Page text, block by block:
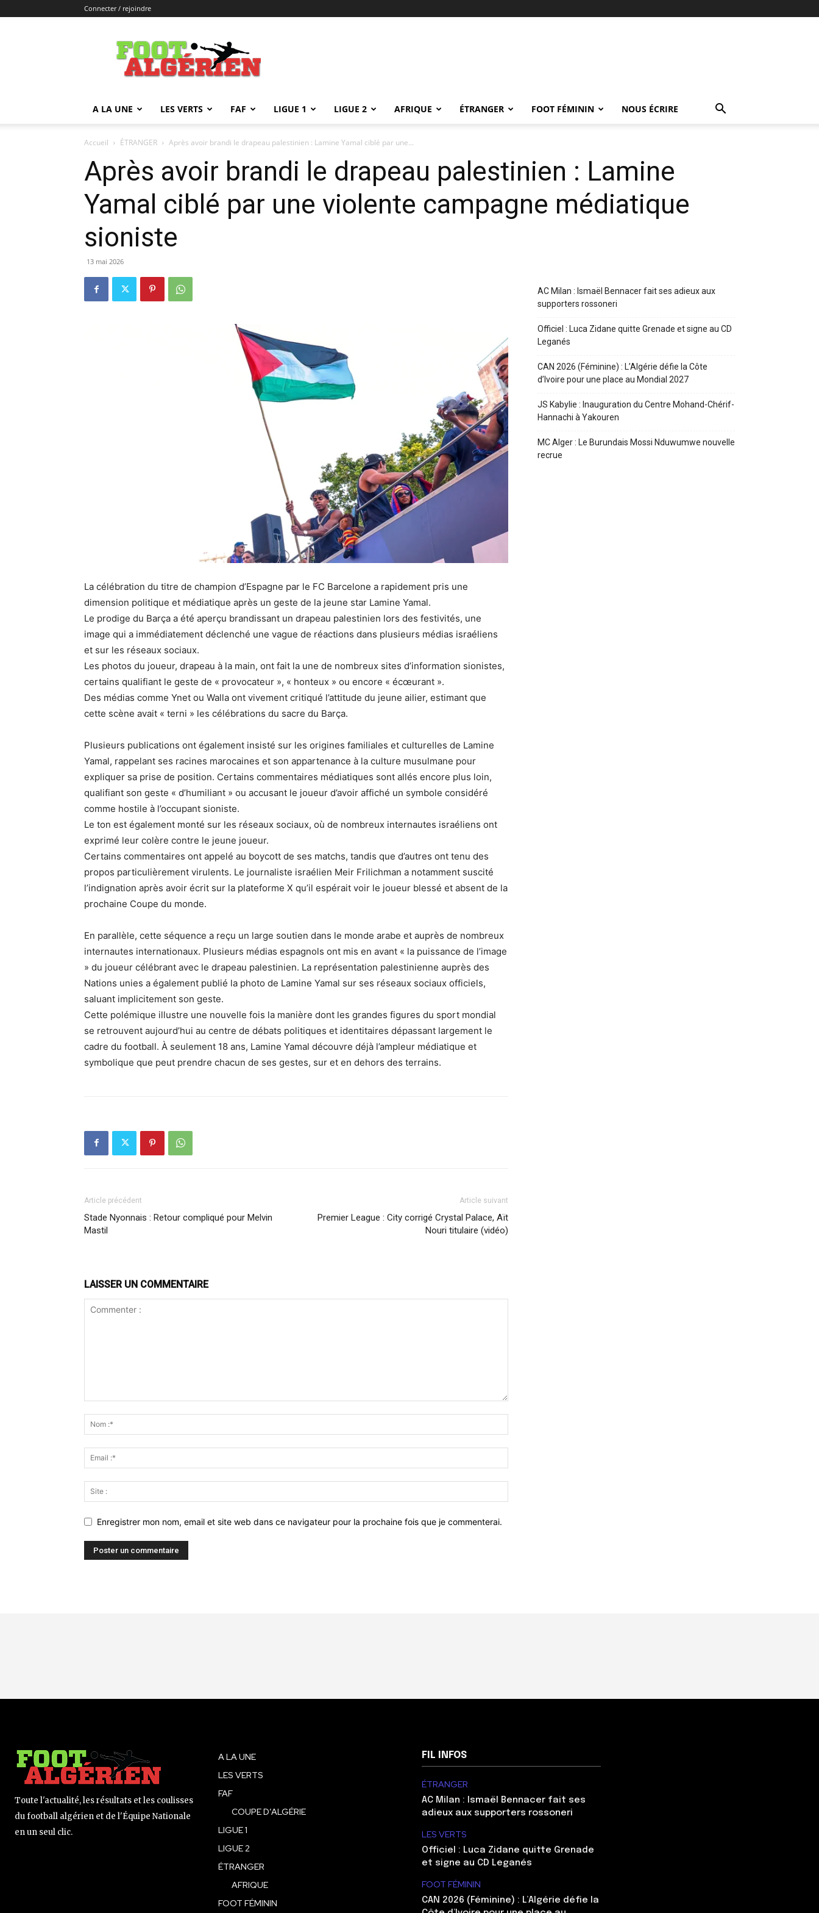
Connecter / rejoindre
FOOTALGERIEN
A LA UNE LES VERTS FAF LIGUE 1 LIGUE 2 AFRIQUE ÉTRANGER FOOT FÉMININ NOUS ÉCRIRE
Accueil ÉTRANGER Après avoir brandi le drapeau palestinien : Lamine Yamal ciblé par une...
Après avoir brandi le drapeau palestinien : Lamine
Yamal ciblé par une violente campagne médiatique
sioniste
13 mai 2026
La célébration du titre de champion d’Espagne par le FC Barcelone a rapidement pris une
dimension politique et médiatique après un geste de la jeune star Lamine Yamal.
Le prodige du Barça a été aperçu brandissant un drapeau palestinien lors des festivités, une
image qui a immédiatement déclenché une vague de réactions dans plusieurs médias israéliens
et sur les réseaux sociaux.
Les photos du joueur, drapeau à la main, ont fait la une de nombreux sites d’information sionistes,
certains qualifiant le geste de « provocateur », « honteux » ou encore « écœurant ».
Des médias comme Ynet ou Walla ont vivement critiqué l’attitude du jeune ailier, estimant que
cette scène avait « terni » les célébrations du sacre du Barça.
Plusieurs publications ont également insisté sur les origines familiales et culturelles de Lamine
Yamal, rappelant ses racines marocaines et son appartenance à la culture musulmane pour
expliquer sa prise de position. Certains commentaires médiatiques sont allés encore plus loin,
qualifiant son geste « d’humiliant » ou accusant le joueur d’avoir affiché un symbole considéré
comme hostile à l’occupant sioniste.
Le ton est également monté sur les réseaux sociaux, où de nombreux internautes israéliens ont
exprimé leur colère contre le jeune joueur.
Certains commentaires ont appelé au boycott de ses matchs, tandis que d’autres ont tenu des
propos particulièrement virulents. Le journaliste israélien Meir Frilichman a notamment suscité
l’indignation après avoir écrit sur la plateforme X qu’il espérait voir le joueur blessé et absent de la
prochaine Coupe du monde.
En parallèle, cette séquence a reçu un large soutien dans le monde arabe et auprès de nombreux
internautes internationaux. Plusieurs médias espagnols ont mis en avant « la puissance de l’image
» du joueur célébrant avec le drapeau palestinien. La représentation palestinienne auprès des
Nations unies a également publié la photo de Lamine Yamal sur ses réseaux sociaux officiels,
saluant implicitement son geste.
Cette polémique illustre une nouvelle fois la manière dont les grandes figures du sport mondial
se retrouvent aujourd’hui au centre de débats politiques et identitaires dépassant largement le
cadre du football. À seulement 18 ans, Lamine Yamal découvre déjà l’ampleur médiatique et
symbolique que peut prendre chacun de ses gestes, sur et en dehors des terrains.
Article précédent
Stade Nyonnais : Retour compliqué pour Melvin
Mastil
Article suivant
Premier League : City corrigé Crystal Palace, Aït
Nouri titulaire (vidéo)
LAISSER UN COMMENTAIRE
Enregistrer mon nom, email et site web dans ce navigateur pour la prochaine fois que je commenterai.
AC Milan : Ismaël Bennacer fait ses adieux aux
supporters rossoneri
Officiel : Luca Zidane quitte Grenade et signe au CD
Leganés
CAN 2026 (Féminine) : L’Algérie défie la Côte
d’Ivoire pour une place au Mondial 2027
JS Kabylie : Inauguration du Centre Mohand-Chérif-
Hannachi à Yakouren
MC Alger : Le Burundais Mossi Nduwumwe nouvelle
recrue
Toute l'actualité, les résultats et les coulisses
du football algérien et de l'Équipe Nationale
en un seul clic.
A LA UNE
LES VERTS
FAF
COUPE D’ALGÉRIE
LIGUE 1
LIGUE 2
ÉTRANGER
AFRIQUE
FOOT FÉMININ
FIL INFOS
ÉTRANGER
AC Milan : Ismaël Bennacer fait ses
adieux aux supporters rossoneri
LES VERTS
Officiel : Luca Zidane quitte Grenade
et signe au CD Leganés
FOOT FÉMININ
CAN 2026 (Féminine) : L’Algérie défie la